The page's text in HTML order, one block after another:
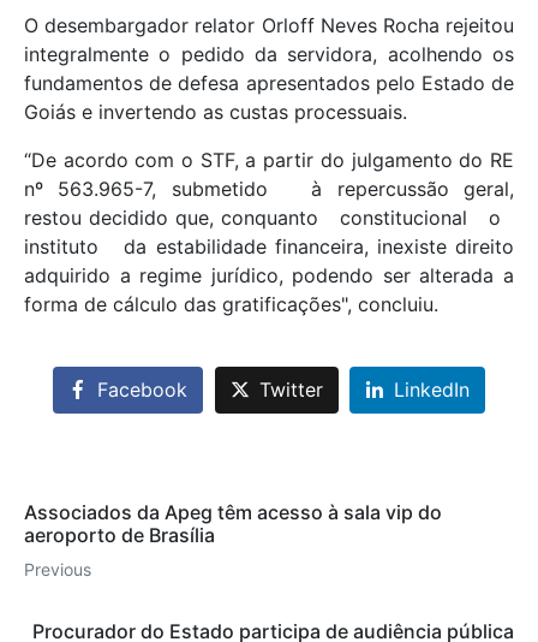
O desembargador relator Orloff Neves Rocha rejeitou
integralmente o pedido da servidora, acolhendo os
fundamentos de defesa apresentados pelo Estado de
Goiás e invertendo as custas processuais.
“De acordo com o STF, a partir do julgamento do RE
nº 563.965-7, submetido à repercussão geral,
restou decidido que, conquanto constitucional o
instituto da estabilidade financeira, inexiste direito
adquirido a regime jurídico, podendo ser alterada a
forma de cálculo das gratificações", concluiu.
Facebook Twitter LinkedIn
Associados da Apeg têm acesso à sala vip do
aeroporto de Brasília
Previous
Procurador do Estado participa de audiência pública